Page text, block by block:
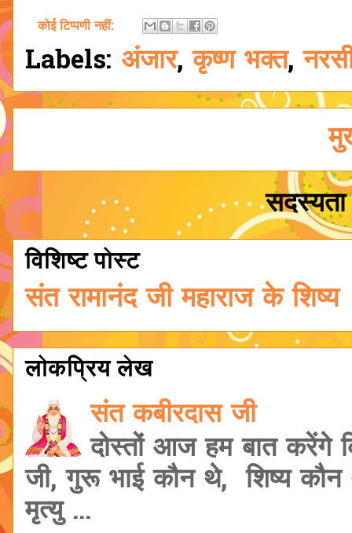
कोई टिप्पणी नहीं:
Labels: अंजार,कृष्ण भक्त,
विशिष्ट पोस्ट
संत रामानंद जी महाराज के शिष्य
लोकप्रिय लेख
संत कबीरदास जी
दोस्तों आज हम बात
जी, गुरू भाई कौन थे, शिष्य
मृत्यु ...